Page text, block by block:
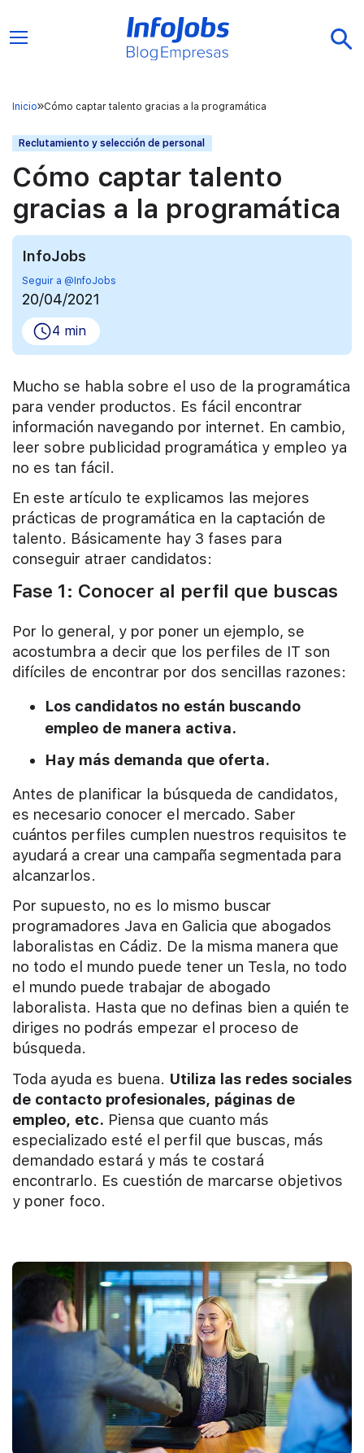
Inicio Cómo captar talento gracias a la programática
Reclutamiento y selección de personal
Cómo captar talento
gracias a la programática
InfoJobs
Seguir a @InfoJobs
20/04/2021
4 min
Mucho se habla sobre el uso de la programática
para vender productos. Es fácil encontrar
información navegando por internet. En cambio,
leer sobre publicidad programática y empleo ya
no es tan fácil.
En este artículo te explicamos las mejores
prácticas de programática en la captación de
talento. Básicamente hay 3 fases para
conseguir atraer candidatos:
Fase 1: Conocer al perfil que buscas
Por lo general, y por poner un ejemplo, se
acostumbra a decir que los perfiles de IT son
difíciles de encontrar por dos sencillas razones:
Los candidatos no están buscando
empleo de manera activa.
Hay más demanda que oferta.
Antes de planificar la búsqueda de candidatos,
es necesario conocer el mercado. Saber
cuántos perfiles cumplen nuestros requisitos te
ayudará a crear una campaña segmentada para
alcanzarlos.
Por supuesto, no es lo mismo buscar
programadores Java en Galicia que abogados
laboralistas en Cádiz. De la misma manera que
no todo el mundo puede tener un Tesla, no todo
el mundo puede trabajar de abogado
laboralista. Hasta que no definas bien a quién te
diriges no podrás empezar el proceso de
búsqueda.
Toda ayuda es buena. Utiliza las redes sociales
de contacto profesionales, páginas de
empleo, etc. Piensa que cuanto más
especializado esté el perfil que buscas, más
demandado estará y más te costará
encontrarlo. Es cuestión de marcarse objetivos
y poner foco.